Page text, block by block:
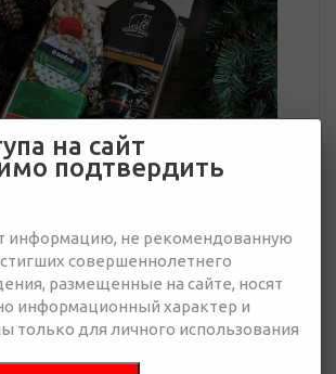
на сайт
подтвердить
информацию, не рекомендованную
совершеннолетнего
размещенные на сайте, носят
информационный характер и
только для личного использования